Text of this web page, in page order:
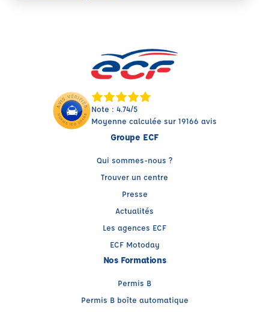
Note : 4.74/5
Moyenne calculée sur 19166 avis
Groupe ECF
Qui sommes-nous ?
Trouver un centre
Presse
Actualités
Les agences ECF
ECF Motoday
Nos Formations
Permis B
Permis B boîte automatique